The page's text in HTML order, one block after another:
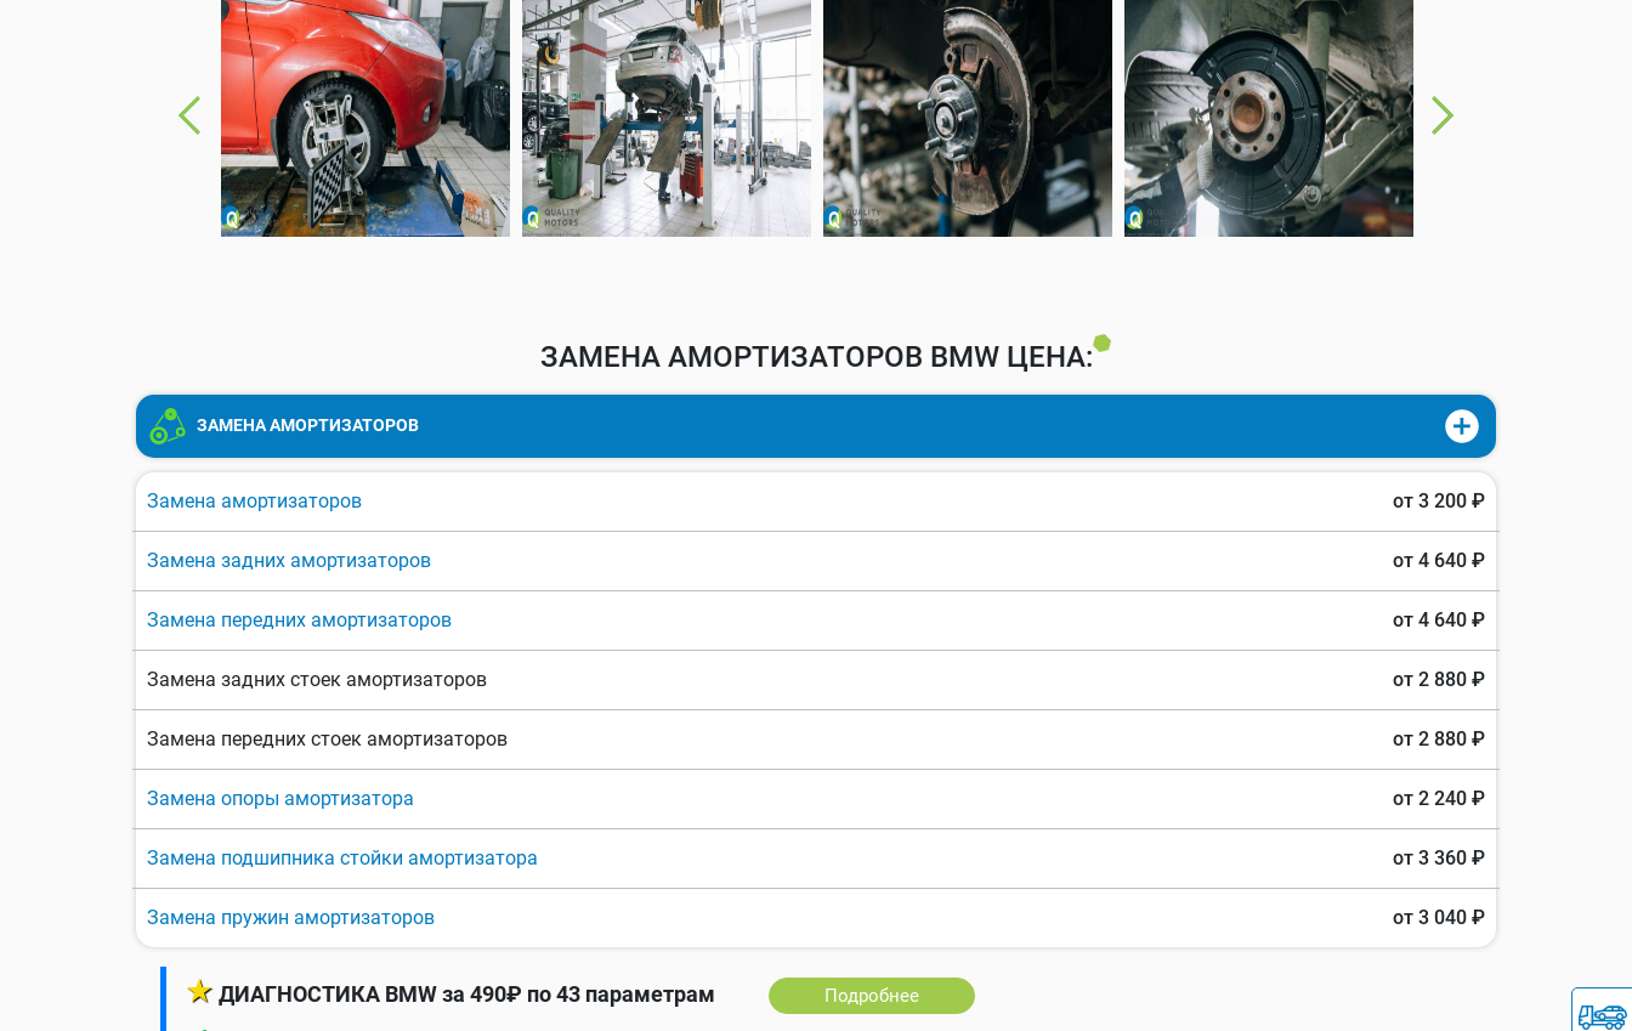
ЗАМЕНА АМОРТИЗАТОРОВ BMW ЦЕНА:
ЗАМЕНА АМОРТИЗАТОРОВ
Замена амортизаторов от 3 200 ₽
Замена задних амортизаторов от 4 640 ₽
Замена передних амортизаторов от 4 640 ₽
Замена задних стоек амортизаторов от 2 880 ₽
Замена передних стоек амортизаторов от 2 880 ₽
Замена опоры амортизатора от 2 240 ₽
Замена подшипника стойки амортизатора от 3 360 ₽
Замена пружин амортизаторов от 3 040 ₽
★ ДИАГНОСТИКА BMW за 490₽ по 43 параметрам Подробнее